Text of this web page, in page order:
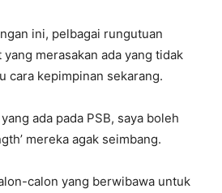
ini, pelbagai rungutuan
merasakan ada yang tidak
cara kepimpinan sekarang.
ada pada PSB, saya boleh
mereka agak seimbang.
calon yang berwibawa untuk